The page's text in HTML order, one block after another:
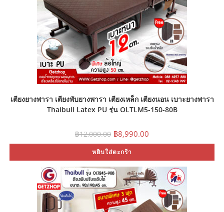
เตียงยางพารา เตียงพับยางพารา เตียงเหล็ก เตียงนอน เบาะยางพารา
Thaibull Latex PU รุ่น OLTLM5-150-80B
฿12,000.00 Original
price
was:
฿12,000.00.
฿8,990.00
is:
หยิบใส่ตะกร้า